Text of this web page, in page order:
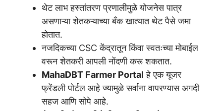
थेट लाभ हस्तांतरण प्रणालीमुळे योजनेस पात्र
असणाऱ्या शेतकऱ्याच्या बँक खात्यात थेट पैसे जमा
होतात.
नजदिकच्या CSC केंद्रातून किंवा स्वतःच्या मोबाईल
वरून शेतकरी आपली नोंदणी करू शकतात.
MahaDBT Farmer Portal हे एक यूजर
फ्रेंडली पोर्टल आहे ज्यामुळे सर्वाना वापरण्यास अगदी
सहज आणि सोपे आहे.